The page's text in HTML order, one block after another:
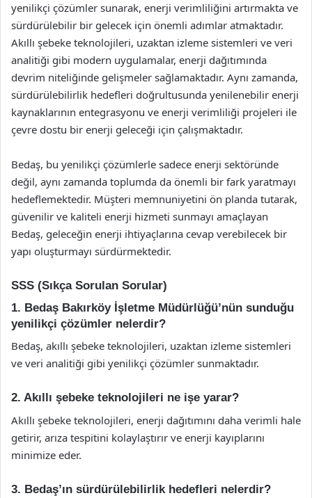
yenilikçi çözümler sunarak, enerji verimliliğini artırmakta ve
sürdürülebilir bir gelecek için önemli adımlar atmaktadır.
Akıllı şebeke teknolojileri, uzaktan izleme sistemleri ve veri
analitiği gibi modern uygulamalar, enerji dağıtımında
devrim niteliğinde gelişmeler sağlamaktadır. Aynı zamanda,
sürdürülebilirlik hedefleri doğrultusunda yenilenebilir enerji
kaynaklarının entegrasyonu ve enerji verimliliği projeleri ile
çevre dostu bir enerji geleceği için çalışmaktadır.
Bedaş, bu yenilikçi çözümlerle sadece enerji sektöründe
değil, aynı zamanda toplumda da önemli bir fark yaratmayı
hedeflemektedir. Müşteri memnuniyetini ön planda tutarak,
güvenilir ve kaliteli enerji hizmeti sunmayı amaçlayan
Bedaş, geleceğin enerji ihtiyaçlarına cevap verebilecek bir
yapı oluşturmayı sürdürmektedir.
SSS (Sıkça Sorulan Sorular)
1. Bedaş Bakırköy İşletme Müdürlüğü’nün sunduğu
yenilikçi çözümler nelerdir?
Bedaş, akıllı şebeke teknolojileri, uzaktan izleme sistemleri
ve veri analitiği gibi yenilikçi çözümler sunmaktadır.
2. Akıllı şebeke teknolojileri ne işe yarar?
Akıllı şebeke teknolojileri, enerji dağıtımını daha verimli hale
getirir, arıza tespitini kolaylaştırır ve enerji kayıplarını
minimize eder.
3. Bedaş’ın sürdürülebilirlik hedefleri nelerdir?